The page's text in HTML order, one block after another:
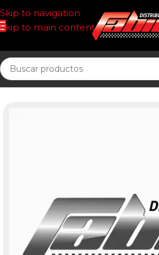
Skip to navigation
Skip to main content
Inicio UNIDAD SELLADA COMBUST